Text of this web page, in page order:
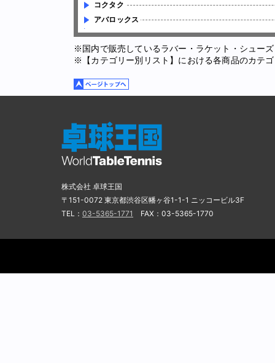
コクタク
アバロックス
※国内で販売しているラバー・ラケット・シュー
※【カテゴリー別リスト】における各商品のカテ
株式会社 卓球王国
〒151-0072 東京都渋谷区幡ヶ谷1-1-1 ニッコービル3F
TEL： 03-5365-1771 FAX：03-5365-1770